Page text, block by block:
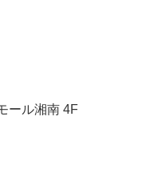
ール湘南 4F